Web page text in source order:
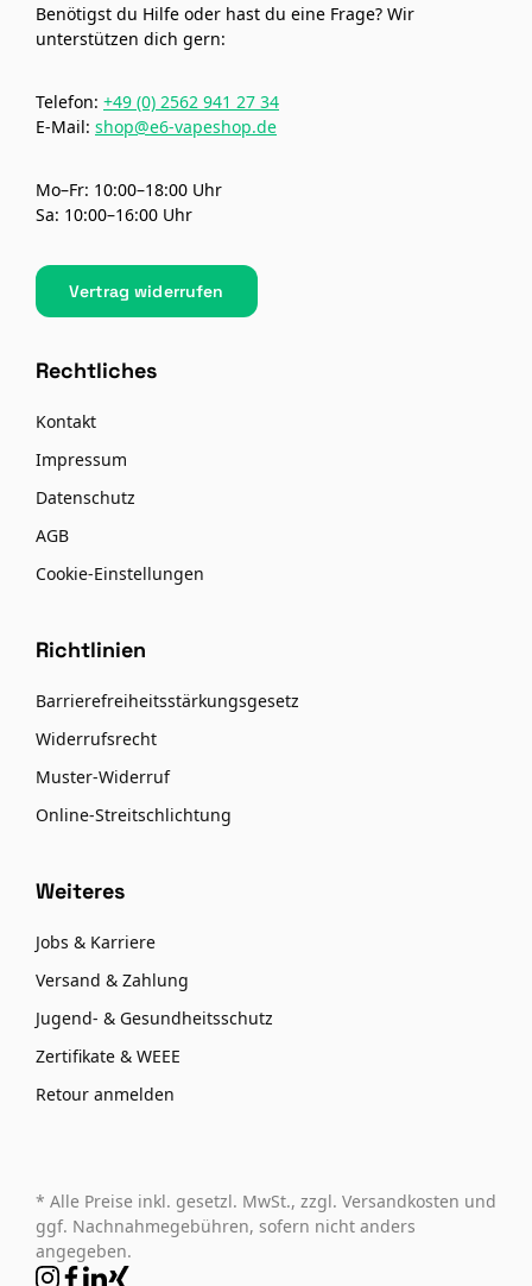
Benötigst du Hilfe oder hast du eine Frage? Wir
unterstützen dich gern:
Telefon: +49 (0) 2562 941 27 34
E-Mail: shop@e6-vapeshop.de
Mo–Fr: 10:00–18:00 Uhr
Sa: 10:00–16:00 Uhr
Vertrag widerrufen
Rechtliches
Kontakt
Impressum
Datenschutz
AGB
Cookie-Einstellungen
Richtlinien
Barrierefreiheitsstärkungsgesetz
Widerrufsrecht
Muster-Widerruf
Online-Streitschlichtung
Weiteres
Jobs & Karriere
Versand & Zahlung
Jugend- & Gesundheitsschutz
Zertifikate & WEEE
Retour anmelden
* Alle Preise inkl. gesetzl. MwSt., zzgl. Versandkosten und
ggf. Nachnahmegebühren, sofern nicht anders
angegeben.